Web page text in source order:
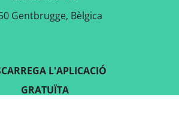
Gentbrugge, Bèlgica
L'APLICACIÓ
GRATUÏTA